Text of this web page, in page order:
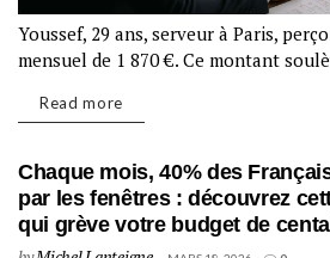
Youssef, 29 ans, serveur à Paris,
mensuel de 1 870 €. Ce montant
Read more
Chaque mois, 40% des
par les fenêtres : découvrez
qui grève votre budget de